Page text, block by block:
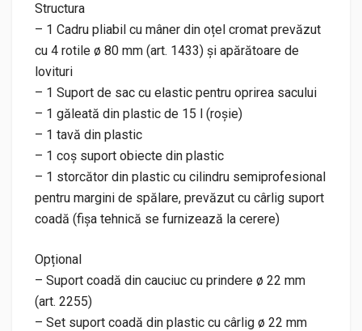
Structura
– 1 Cadru pliabil cu mâner din oțel cromat prevăzut
cu 4 rotile ø 80 mm (art. 1433) și apărătoare de
lovituri
– 1 Suport de sac cu elastic pentru oprirea sacului
– 1 găleată din plastic de 15 l (roșie)
– 1 tavă din plastic
– 1 coș suport obiecte din plastic
– 1 storcător din plastic cu cilindru semiprofesional
pentru margini de spălare, prevăzut cu cârlig suport
coadă (fișa tehnică se furnizează la cerere)
Opțional
– Suport coadă din cauciuc cu prindere ø 22 mm
(art. 2255)
– Set suport coadă din plastic cu cârlig ø 22 mm